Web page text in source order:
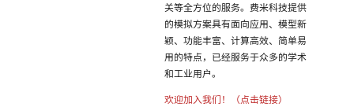
关等全方位的服务。费米科技提供
的模拟方案具有面向应用、模型新
颖、功能丰富、计算高效、简单易
用的特点，已经服务于众多的学术
和工业用户。
欢迎加入我们！（点击链接）